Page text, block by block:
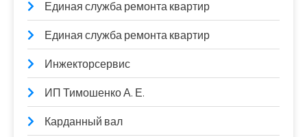
Единая служба ремонта квартир
Единая служба ремонта квартир
Инжекторсервис
ИП Тимошенко А. Е.
Карданный вал